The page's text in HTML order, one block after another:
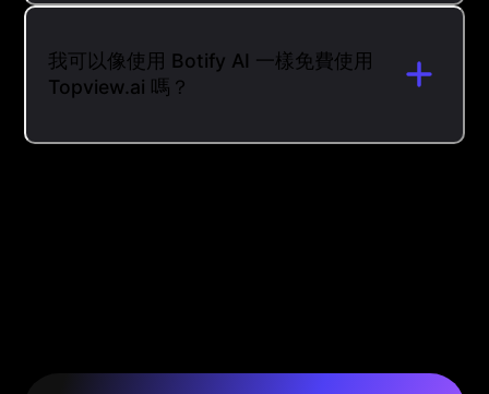
我可以像使用 Botify AI 一樣免費使用
Topview.ai 嗎？